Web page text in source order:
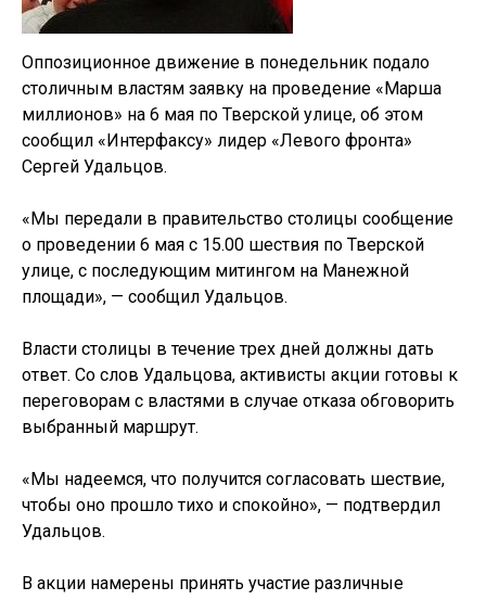
Оппозиционное движение в понедельник подало
столичным властям заявку на проведение «Марша
миллионов» на 6 мая по Тверской улице, об этом
сообщил «Интерфаксу» лидер «Левого фронта»
Сергей Удальцов.
«Мы передали в правительство столицы сообщение
о проведении 6 мая с 15.00 шествия по Тверской
улице, с последующим митингом на Манежной
площади», — сообщил Удальцов.
Власти столицы в течение трех дней должны дать
ответ. Со слов Удальцова, активисты акции готовы к
переговорам с властями в случае отказа обговорить
выбранный маршрут.
«Мы надеемся, что получится согласовать шествие,
чтобы оно прошло тихо и спокойно», — подтвердил
Удальцов.
В акции намерены принять участие различные